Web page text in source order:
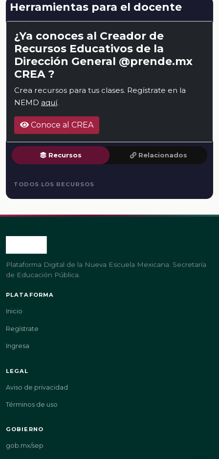
Herramientas para el docente
¿Ya conoces al Creador de
Recursos Educativos de la
Dirección General @prende.mx
CREA ?
Crea recursos para tus clases. Regístrate en la
NEMD aquí.
Conoce al CREA
Recursos Relacionados
TODOS LOS RECURSOS
Plataforma Digital de la Nueva Escuela Mexicana. Secretaría
de Educación Pública.
PLATAFORMA
Inicio
Regístrate
Ingresa
LEGAL
Aviso de privacidad
Términos de uso
GOBIERNO
gob.mx/sep